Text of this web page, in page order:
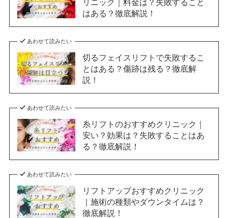
リニック｜料金は？失敗すること
はある？徹底解説！
あわせて読みたい
切るフェイスリフトで失敗するこ
とはある？傷跡は残る？徹底解
説！
あわせて読みたい
糸リフトのおすすめクリニック｜
安い？効果は？失敗することはあ
る？徹底解説！
あわせて読みたい
リフトアップおすすめクリニック
｜施術の種類やダウンタイムは？
徹底解説！